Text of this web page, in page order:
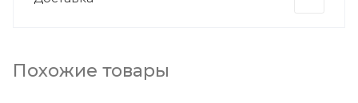
Похожие товары